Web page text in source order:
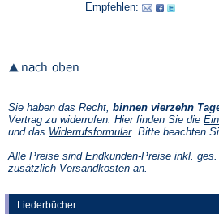
Liederbücher
Empfehlen:
Sie haben das Recht, binnen vierzehn
Vertrag zu widerrufen. Hier finden Sie die
und das Widerrufsformular(Öffnet
einem
neuen
. Bitte beachten
Alle Preise sind Endkunden-Preise inkl.
zusätzlich Versandkosten(Öffnet
an.